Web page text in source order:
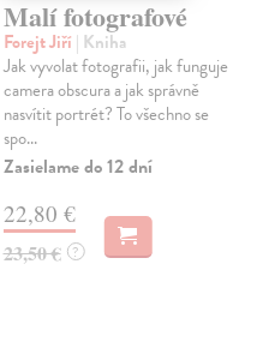
Malí fotografové
Forejt Jiří | Kniha
Jak vyvolat fotografii, jak funguje
camera obscura a jak správně
nasvítit portrét? To všechno se
spo...
Zasielame do 12 dní
22,80 €
23,50 € ?